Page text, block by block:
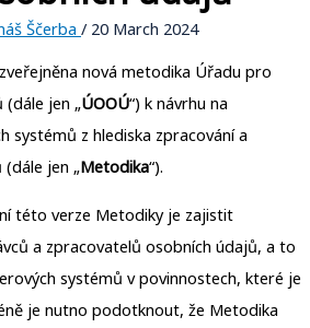
Ščerba / 20 March 2024
nová metodika Úřadu pro
jen „ÚOOÚ“) k návrhu na
systémů z hlediska zpracování a
jen „Metodika“).
této verze Metodiky je zajistit
a zpracovatelů osobních údajů, a to
systémů v povinnostech, které je
je nutno podotknout, že Metodika